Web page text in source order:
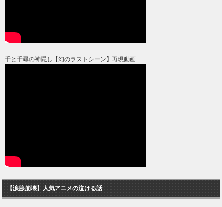
千と千尋の神隠し【幻のラストシーン】再現動画
【涙腺崩壊】人気アニメの泣ける話